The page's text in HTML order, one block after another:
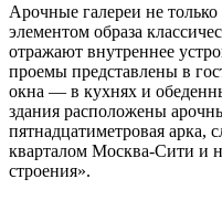
Арочные галереи не
элементом образа
отражают внутреннее
проемы представлены в
окна — в кухнях и
здания расположены
пятнадцатиметровая арка,
кварталом Москва-Сити и
строения».